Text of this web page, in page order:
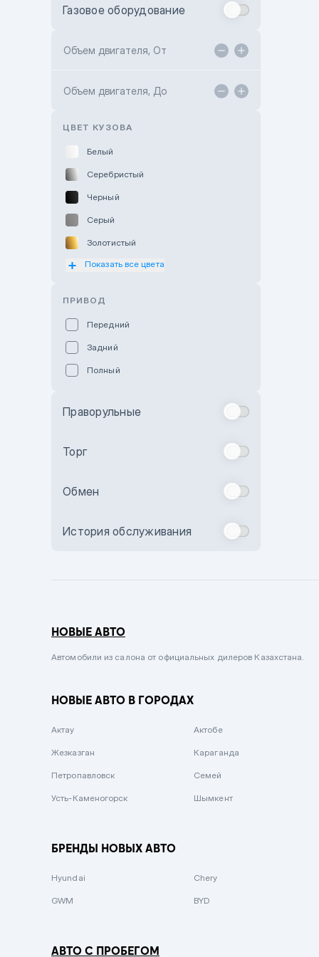
Toyota Kokshetau
Hyundai ShymCity
Газовое оборудование
Объем двигателя, От
Объем двигателя, До
ЦВЕТ КУЗОВА
Белый
Серебристый
Черный
Серый
Золотистый
Оранжевый
Бежевый
Комбинированный
Сиреневый металлик
Вишневый
Зеленый металлик
Показать все цвета
ПРИВОД
Передний
Задний
Полный
Праворульные
Торг
Обмен
История обслуживания
НОВЫЕ АВТО
Автомобили из салона от официальных дилеров Казахстана.
НОВЫЕ АВТО В ГОРОДАХ
Актау Актобе
Жезказган Караганда
Петропавловск Семей
Усть-Каменогорск Шымкент
БРЕНДЫ НОВЫХ АВТО
Hyundai Chery
GWM BYD
АВТО С ПРОБЕГОМ